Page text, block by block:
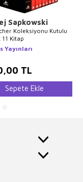
Sapkowski
Koleksiyonu Kutulu
11 Kitap
Yayınları
TL
Sepete Ekle